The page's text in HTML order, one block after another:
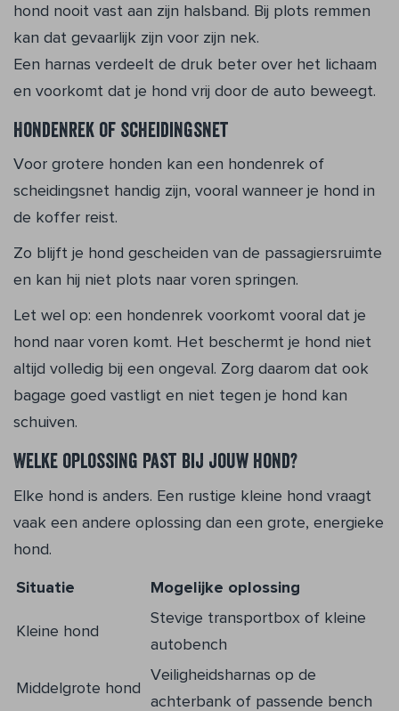
hond nooit vast aan zijn halsband. Bij plots remmen
kan dat gevaarlijk zijn voor zijn nek.
Een harnas verdeelt de druk beter over het lichaam
en voorkomt dat je hond vrij door de auto beweegt.
Hondenrek of scheidingsnet
Voor grotere honden kan een hondenrek of
scheidingsnet handig zijn, vooral wanneer je hond in
de koffer reist.
Zo blijft je hond gescheiden van de passagiersruimte
en kan hij niet plots naar voren springen.
Let wel op: een hondenrek voorkomt vooral dat je
hond naar voren komt. Het beschermt je hond niet
altijd volledig bij een ongeval. Zorg daarom dat ook
bagage goed vastligt en niet tegen je hond kan
schuiven.
Welke oplossing past bij jouw hond?
Elke hond is anders. Een rustige kleine hond vraagt
vaak een andere oplossing dan een grote, energieke
hond.
Situatie
Mogelijke oplossing
Kleine hond
Stevige transportbox of kleine
autobench
Middelgrote hond
Veiligheidsharnas op de
achterbank of passende bench